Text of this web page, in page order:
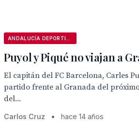
Puyol y Piqué no viajan a
El capitán del FC Barcelona, Carles
partido frente al Granada del
del...
Carlos Cruz • hace 14 años